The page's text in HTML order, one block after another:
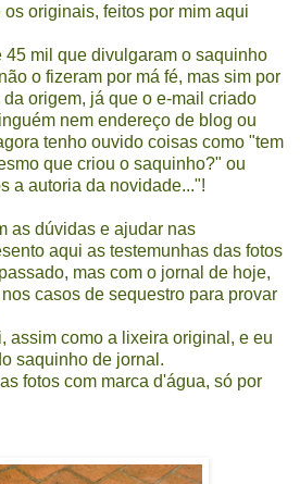
originais, feitos por mim aqui
45 mil que divulgaram o saquinho
o fizeram por má fé, mas sim por
origem, já que o e-mail criado
nem endereço de blog ou
tenho ouvido coisas como "tem
que criou o saquinho?" ou
a autoria da novidade..."!
as dúvidas e ajudar nas
aqui as testemunhas das fotos
mas com o jornal de hoje,
casos de sequestro para provar
assim como a lixeira original, e eu
saquinho de jornal.
fotos com marca d'água, só por